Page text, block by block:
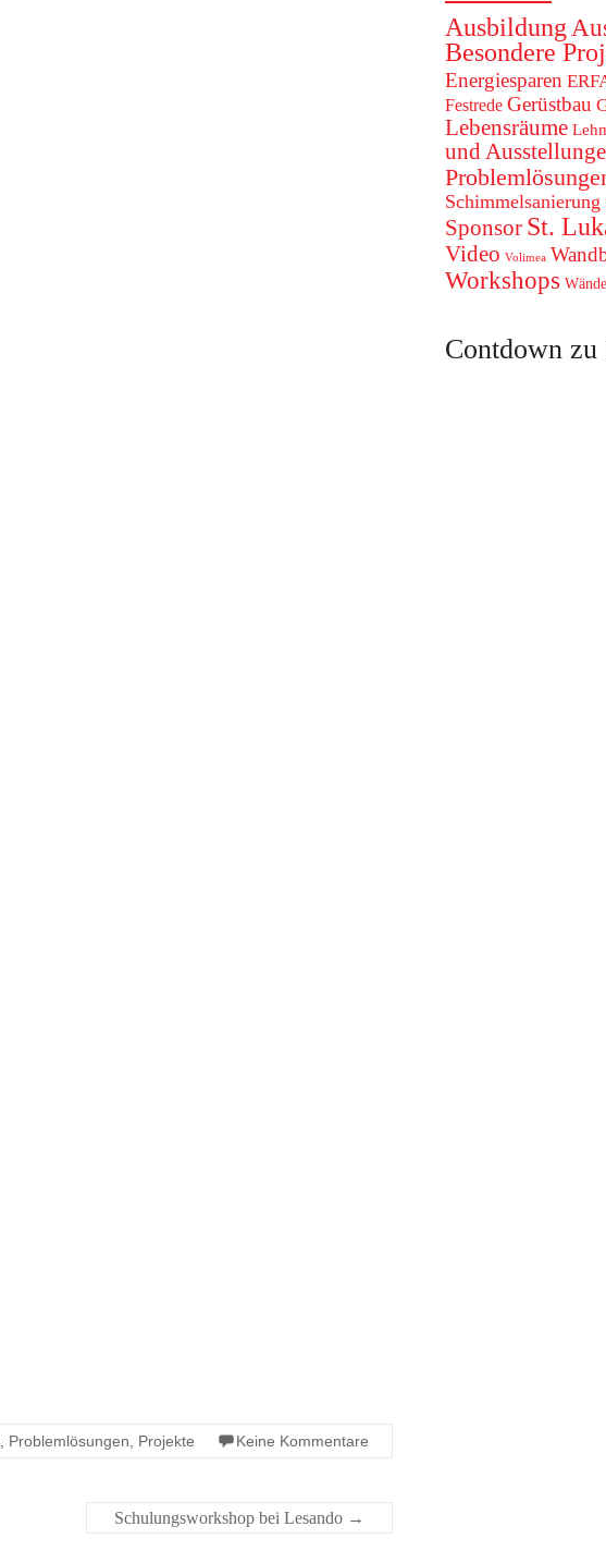
Problemlösungen Projekte Keine Kommentare
Schulungsworkshop bei Lesando →
Ausbildung
Besondere
Energiesparen
Festrede Gerüstbau
Lebensräume
und
Schimmelsanierung
Sponsor St.
Video Volimea
Workshops
Contdown zu